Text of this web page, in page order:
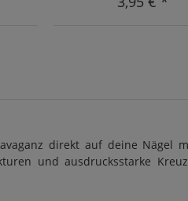
direkt auf deine Nägel
und ausdrucksstarke